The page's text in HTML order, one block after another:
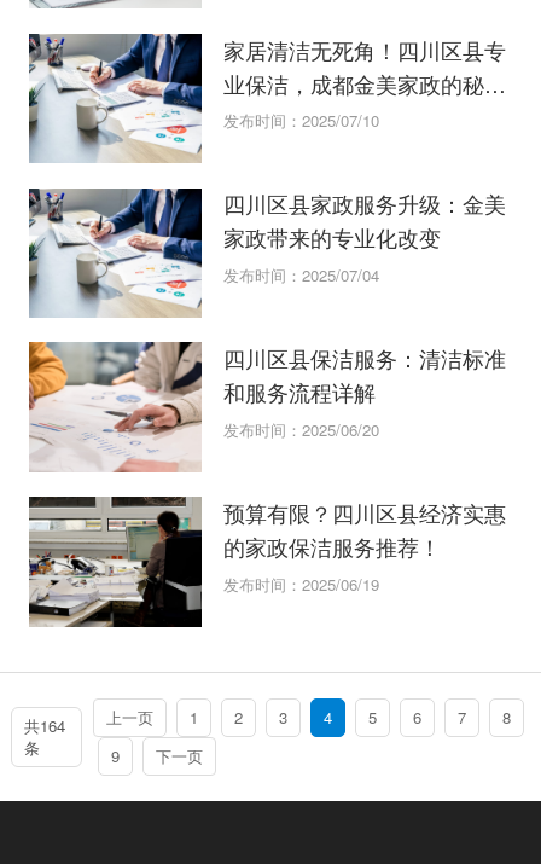
家居清洁无死角！四川区县专
业保洁，成都金美家政的秘密
武器！
发布时间：2025/07/10
四川区县家政服务升级：金美
家政带来的专业化改变
发布时间：2025/07/04
四川区县保洁服务：清洁标准
和服务流程详解
发布时间：2025/06/20
预算有限？四川区县经济实惠
的家政保洁服务推荐！
发布时间：2025/06/19
共164
条
上一页 1 2 3 4 5 6 7
8
9
下一页